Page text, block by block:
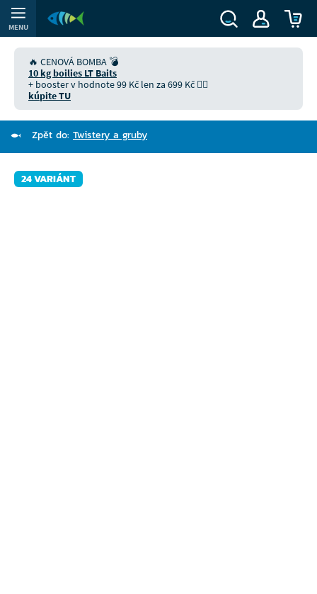
MENU
🔥 CENOVÁ BOMBA 💣
10 kg boilies LT Baits
+ booster v hodnote 99 Kč len za 699 Kč 👉🏻
kúpite TU
Zpět do: Twistery a gruby
24 VARIÁNT